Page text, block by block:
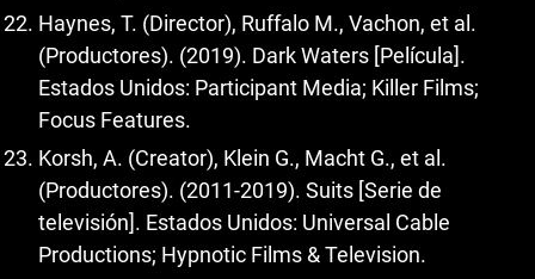
Haynes, T. (Director), Ruffalo M., Vachon, et al.
(Productores). (2019). Dark Waters [Película].
Estados Unidos: Participant Media; Killer Films;
Focus Features.
Korsh, A. (Creator), Klein G., Macht G., et al.
(Productores). (2011-2019). Suits [Serie de
televisión]. Estados Unidos: Universal Cable
Productions; Hypnotic Films & Television.